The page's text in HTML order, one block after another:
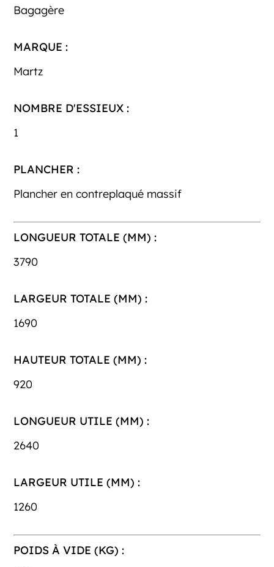
Bagagère
MARQUE :
Martz
NOMBRE D'ESSIEUX :
1
PLANCHER :
Plancher en contreplaqué massif
LONGUEUR TOTALE (MM) :
3790
LARGEUR TOTALE (MM) :
1690
HAUTEUR TOTALE (MM) :
920
LONGUEUR UTILE (MM) :
2640
LARGEUR UTILE (MM) :
1260
POIDS À VIDE (KG) :